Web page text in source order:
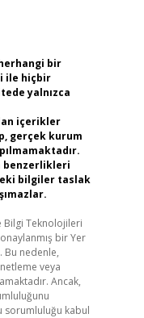
bir
ile hiçbir
yalnızca
içerikler
gerçek kurum
benzerlikleri
bilgiler taslak
Bilgi Teknolojileri
bir Yer
Bu nedenle,
veya
Ancak,
sorumluluğu kabul